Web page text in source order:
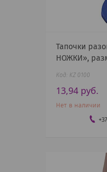
Тапочки
НОЖКИ»,
KZ 0100
13,94 руб.
Нет в наличии